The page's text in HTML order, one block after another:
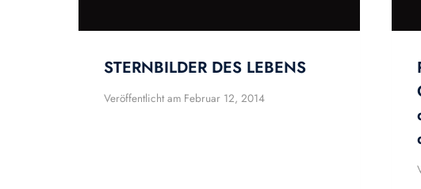
STERNBILDER DES LEBENS
Veröffentlicht am Februar 12, 2014